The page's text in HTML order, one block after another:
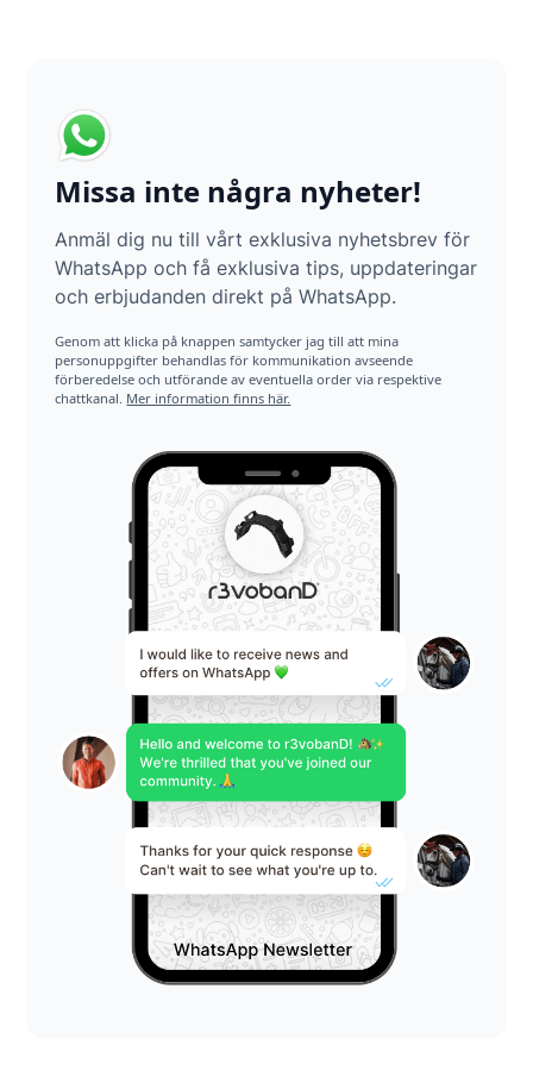
Missa inte några nyheter!
Anmäl dig nu till vårt exklusiva nyhetsbrev för
WhatsApp och få exklusiva tips, uppdateringar
och erbjudanden direkt på WhatsApp.
Genom att klicka på knappen samtycker jag till att mina
personuppgifter behandlas för kommunikation avseende
förberedelse och utförande av eventuella order via respektive
chattkanal. Mer information finns här.